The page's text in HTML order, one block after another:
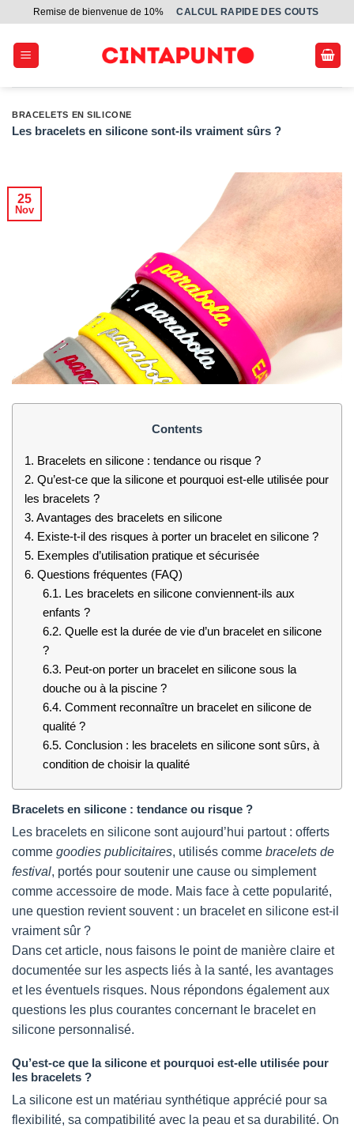
Passer
contenu
Remise de bienvenue de 10% СALCUL RAPIDE DES COUTS
BRACELETS EN SILICONE
Les bracelets en silicone sont-ils vraiment sûrs ?
25
Nov
Contents
1. Bracelets en silicone : tendance ou risque ?
2. Qu’est-ce que la silicone et pourquoi est-elle utilisée pour
les bracelets ?
3. Avantages des bracelets en silicone
4. Existe-t-il des risques à porter un bracelet en silicone ?
5. Exemples d’utilisation pratique et sécurisée
6. Questions fréquentes (FAQ)
6.1. Les bracelets en silicone conviennent-ils aux
enfants ?
6.2. Quelle est la durée de vie d’un bracelet en silicone
?
6.3. Peut-on porter un bracelet en silicone sous la
douche ou à la piscine ?
6.4. Comment reconnaître un bracelet en silicone de
qualité ?
6.5. Conclusion : les bracelets en silicone sont sûrs, à
condition de choisir la qualité
Bracelets en silicone : tendance ou risque ?
Les bracelets en silicone sont aujourd’hui partout : offerts
comme goodies publicitaires, utilisés comme bracelets de
festival, portés pour soutenir une cause ou simplement
comme accessoire de mode. Mais face à cette popularité,
une question revient souvent : un bracelet en silicone est-il
vraiment sûr ?
Dans cet article, nous faisons le point de manière claire et
documentée sur les aspects liés à la santé, les avantages
et les éventuels risques. Nous répondons également aux
questions les plus courantes concernant le bracelet en
silicone personnalisé.
Qu’est-ce que la silicone et pourquoi est-elle utilisée pour
les bracelets ?
La silicone est un matériau synthétique apprécié pour sa
flexibilité, sa compatibilité avec la peau et sa durabilité. On